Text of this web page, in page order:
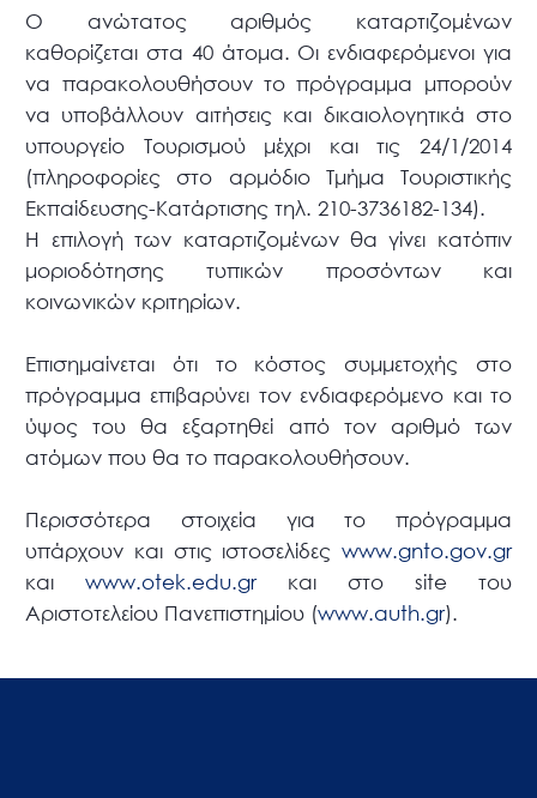
Ο ανώτατος αριθμός καταρτιζομένων
καθορίζεται στα 40 άτομα. Οι ενδιαφερόμενοι για
να παρακολουθήσουν το πρόγραμμα μπορούν
να υποβάλλουν αιτήσεις και δικαιολογητικά στο
υπουργείο Τουρισμού μέχρι και τις 24/1/2014
(πληροφορίες στο αρμόδιο Τμήμα Τουριστικής
Εκπαίδευσης-Κατάρτισης τηλ. 210-3736182-134).
Η επιλογή των καταρτιζομένων θα γίνει κατόπιν
μοριοδότησης τυπικών προσόντων και
κοινωνικών κριτηρίων.
Επισημαίνεται ότι το κόστος συμμετοχής στο
πρόγραμμα επιβαρύνει τον ενδιαφερόμενο και το
ύψος του θα εξαρτηθεί από τον αριθμό των
ατόμων που θα το παρακολουθήσουν.
Περισσότερα στοιχεία για το πρόγραμμα
υπάρχουν και στις ιστοσελίδες www.gnto.gov.gr
καιwww.otek.edu.grκαι στο site του
Αριστοτελείου Πανεπιστημίου (www.auth.gr).